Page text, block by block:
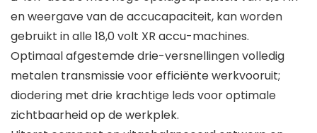
en weergave van de accucapaciteit, kan worden
gebruikt in alle 18,0 volt XR accu-machines.
Optimaal afgestemde drie-versnellingen volledig
metalen transmissie voor efficiënte werkvooruit;
diodering met drie krachtige leds voor optimale
zichtbaarheid op de werkplek.